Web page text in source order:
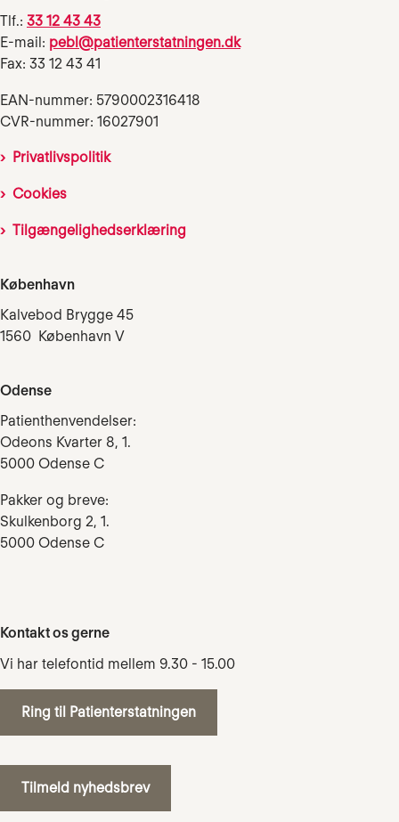
Tlf.: 33 12 43 43
E-mail: pebl@patienterstatningen.dk
Fax: 33 12 43 41
EAN-nummer: 5790002316418
CVR-nummer: 16027901
Privatlivspolitik
Cookies
Tilgængelighedserklæring
København
Kalvebod Brygge 45
1560 København V
Odense
Patienthenvendelser:
Odeons Kvarter 8, 1.
5000 Odense C
Pakker og breve:
Skulkenborg 2, 1.
5000 Odense C
Kontakt os gerne
Vi har telefontid mellem 9.30 - 15.00
Ring til Patienterstatningen
Tilmeld nyhedsbrev